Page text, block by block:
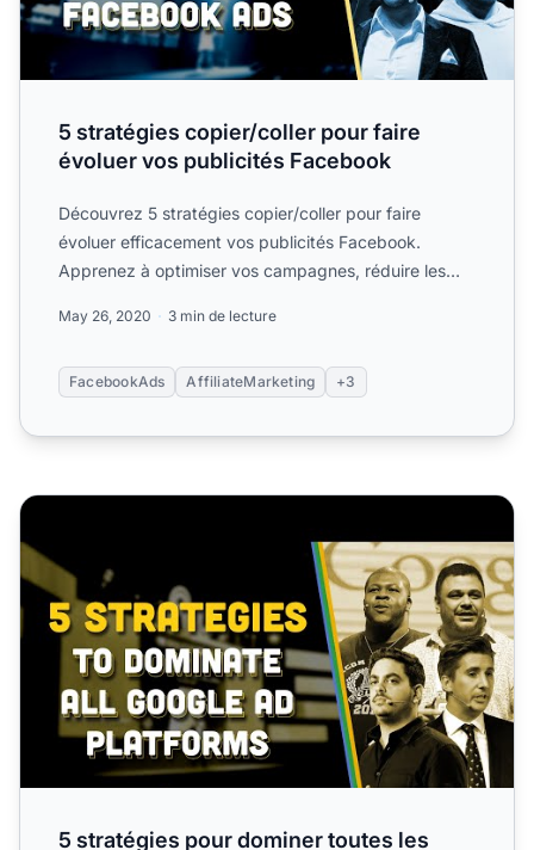
5 stratégies copier/coller pour faire
évoluer vos publicités Facebook
Découvrez 5 stratégies copier/coller pour faire
évoluer efficacement vos publicités Facebook.
Apprenez à optimiser vos campagnes, réduire les
May 26, 2020 3 min de lecture
FacebookAds AffiliateMarketing +3
5 stratégies pour dominer toutes les plateformes Google
5 stratégies pour dominer toutes les